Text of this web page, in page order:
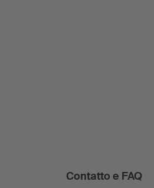
Contatto e FAQ